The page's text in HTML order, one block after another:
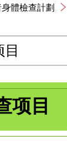
體檢查計劃
目
项目